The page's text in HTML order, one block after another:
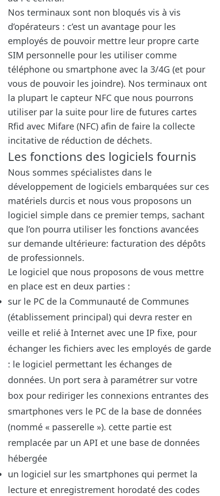
Nos terminaux sont non bloqués vis à vis
d’opérateurs : c’est un avantage pour les
employés de pouvoir mettre leur propre carte
SIM personnelle pour les utiliser comme
téléphone ou smartphone avec la 3/4G (et pour
vous de pouvoir les joindre). Nos terminaux ont
la plupart le capteur NFC que nous pourrons
utiliser par la suite pour lire de futures cartes
Rfid avec Mifare (NFC) afin de faire la collecte
incitative de réduction de déchets.
Les fonctions des logiciels fournis
Nous sommes spécialistes dans le
développement de logiciels embarquées sur ces
matériels durcis et nous vous proposons un
logiciel simple dans ce premier temps, sachant
que l’on pourra utiliser les fonctions avancées
sur demande ultérieure: facturation des dépôts
de professionnels.
Le logiciel que nous proposons de vous mettre
en place est en deux parties :
sur le PC de la Communauté de Communes
(établissement principal) qui devra rester en
veille et relié à Internet avec une IP fixe, pour
échanger les fichiers avec les employés de garde
: le logiciel permettant les échanges de
données. Un port sera à paramétrer sur votre
box pour rediriger les connexions entrantes des
smartphones vers le PC de la base de données
(nommé « passerelle »). cette partie est
remplacée par un API et une base de données
hébergée
un logiciel sur les smartphones qui permet la
lecture et enregistrement horodaté des codes